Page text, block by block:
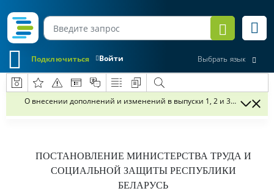
Войти
Подключиться Выбрать язык
О внесении дополнений и изменений в выпуски 1, 2 и 33 Единого
ПОСТАНОВЛЕНИЕ МИНИСТЕРСТВА ТРУДА И
СОЦИАЛЬНОЙ ЗАЩИТЫ РЕСПУБЛИКИ
БЕЛАРУСЬ